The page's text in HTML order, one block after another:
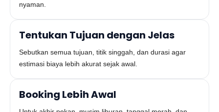
nyaman.
Tentukan Tujuan dengan Jelas
Sebutkan semua tujuan, titik singgah, dan durasi agar
estimasi biaya lebih akurat sejak awal.
Booking Lebih Awal